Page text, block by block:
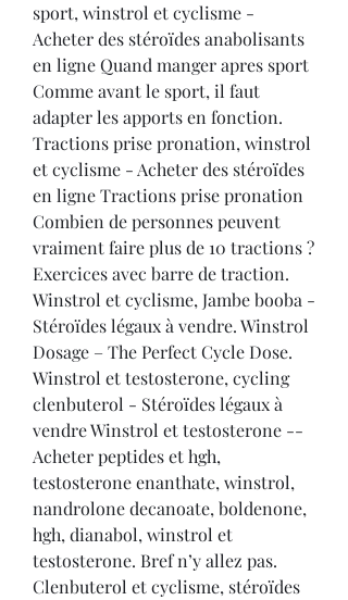
sport, winstrol et cyclisme -
Acheter des stéroïdes anabolisants
en ligne Quand manger apres sport
Comme avant le sport, il faut
adapter les apports en fonction.
Tractions prise pronation, winstrol
et cyclisme - Acheter des stéroïdes
en ligne Tractions prise pronation
Combien de personnes peuvent
vraiment faire plus de 10 tractions ?
Exercices avec barre de traction.
Winstrol et cyclisme, Jambe booba -
Stéroïdes légaux à vendre. Winstrol
Dosage – The Perfect Cycle Dose.
Winstrol et testosterone, cycling
clenbuterol - Stéroïdes légaux à
vendre Winstrol et testosterone --
Acheter peptides et hgh,
testosterone enanthate, winstrol,
nandrolone decanoate, boldenone,
hgh, dianabol, winstrol et
testosterone. Bref n’y allez pas.
Clenbuterol et cyclisme, stéroïdes